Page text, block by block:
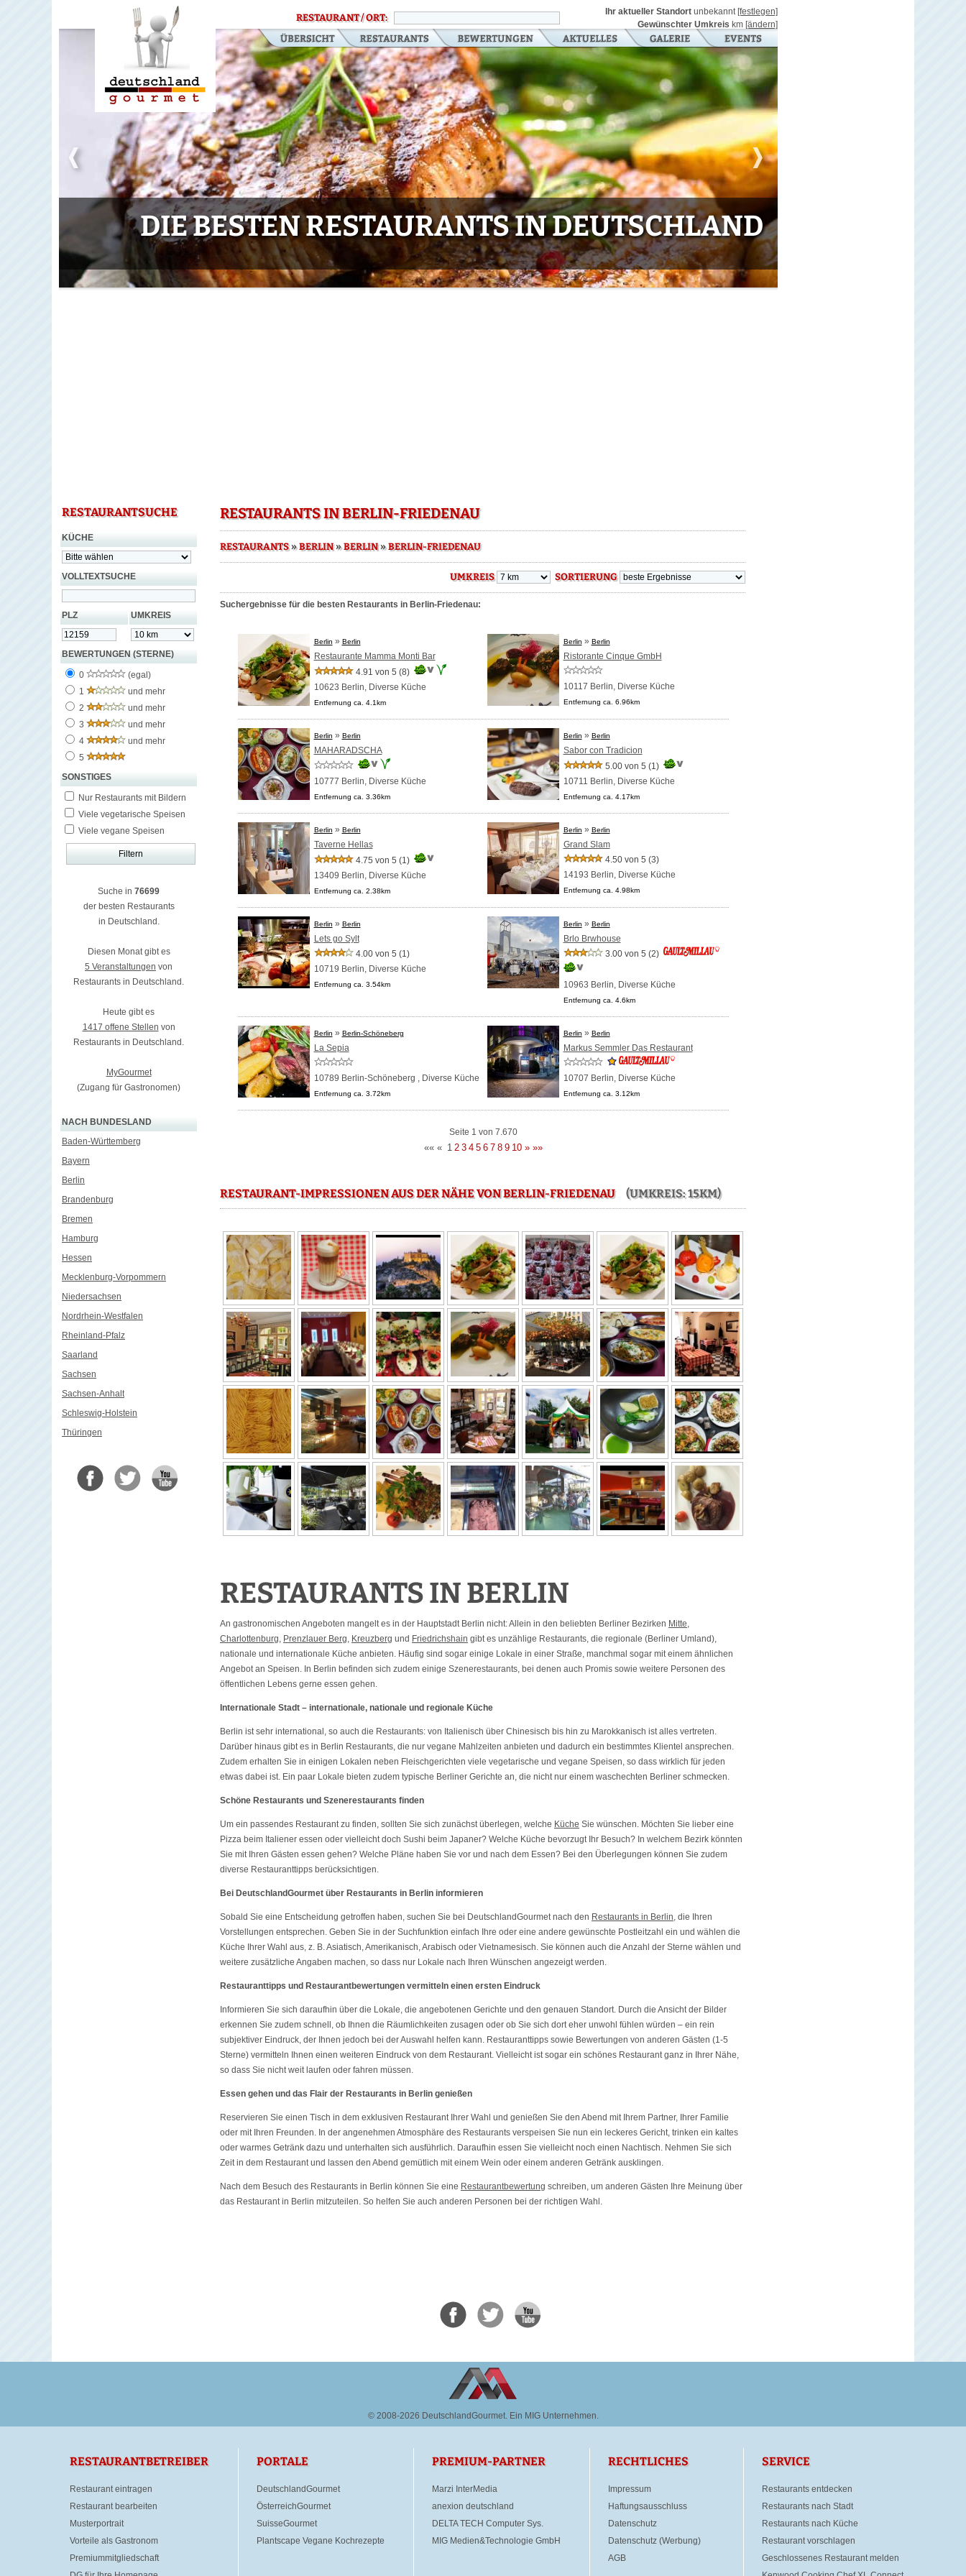
RESTAURANT / ORT:
Ihr aktueller Standort unbekannt [festlegen]
Gewünschter Umkreis km [ändern]
DIE BESTEN RESTAURANTS IN DEUTSCHLAND
RESTAURANTSUCHE
KÜCHE
VOLLTEXTSUCHE
PLZ UMKREIS
BEWERTUNGEN (STERNE)
0
(egal)
1
und mehr
2
und mehr
3
und mehr
4
und mehr
5
SONSTIGES
Nur Restaurants mit Bildern
Viele vegetarische Speisen
Viele vegane Speisen
Suche in 76699
der besten Restaurants
in Deutschland.
Diesen Monat gibt es
5 Veranstaltungen von
Restaurants in Deutschland.
Heute gibt es
1417 offene Stellen von
Restaurants in Deutschland.
MyGourmet
(Zugang für Gastronomen)
NACH BUNDESLAND
Baden-Württemberg
Bayern
Berlin
Brandenburg
Bremen
Hamburg
Hessen
Mecklenburg-Vorpommern
Niedersachsen
Nordrhein-Westfalen
Rheinland-Pfalz
Saarland
Sachsen
Sachsen-Anhalt
Schleswig-Holstein
Thüringen
RESTAURANTS IN BERLIN-FRIEDENAU
RESTAURANTS»BERLIN»BERLIN»BERLIN-FRIEDENAU
UMKREIS SORTIERUNG
Suchergebnisse für die besten Restaurants in Berlin-Friedenau:
Berlin » Berlin
Restaurante Mamma Monti Bar
4.91 von 5 (8)
10623 Berlin, Diverse Küche
Entfernung ca. 4.1km
Berlin » Berlin
Ristorante Cinque GmbH
10117 Berlin, Diverse Küche
Entfernung ca. 6.96km
Berlin » Berlin
MAHARADSCHA
10777 Berlin, Diverse Küche
Entfernung ca. 3.36km
Berlin » Berlin
Sabor con Tradicion
5.00 von 5 (1)
10711 Berlin, Diverse Küche
Entfernung ca. 4.17km
Berlin » Berlin
Taverne Hellas
4.75 von 5 (1)
13409 Berlin, Diverse Küche
Entfernung ca. 2.38km
Berlin » Berlin
Grand Slam
4.50 von 5 (3)
14193 Berlin, Diverse Küche
Entfernung ca. 4.98km
Berlin » Berlin
Lets go Sylt
4.00 von 5 (1)
10719 Berlin, Diverse Küche
Entfernung ca. 3.54km
Berlin » Berlin
Brlo Brwhouse
3.00 von 5 (2)
10963 Berlin, Diverse Küche
Entfernung ca. 4.6km
Berlin » Berlin-Schöneberg
La Sepia
10789 Berlin-Schöneberg , Diverse Küche
Entfernung ca. 3.72km
Berlin » Berlin
Markus Semmler Das Restaurant
10707 Berlin, Diverse Küche
Entfernung ca. 3.12km
Seite 1 von 7.670
«« « 1 2 3 4 5 6 7 8 9 10» »»
RESTAURANT-IMPRESSIONEN AUS DER NÄHE VON BERLIN-FRIEDENAU (UMKREIS: 15KM)
RESTAURANTS IN BERLIN
An gastronomischen Angeboten mangelt es in der Hauptstadt Berlin nicht: Allein in den beliebten Berliner Bezirken Mitte,
Charlottenburg, Prenzlauer Berg, Kreuzberg und Friedrichshain gibt es unzählige Restaurants, die regionale (Berliner Umland),
nationale und internationale Küche anbieten. Häufig sind sogar einige Lokale in einer Straße, manchmal sogar mit einem ähnlichen
Angebot an Speisen. In Berlin befinden sich zudem einige Szenerestaurants, bei denen auch Promis sowie weitere Personen des
öffentlichen Lebens gerne essen gehen.
Internationale Stadt – internationale, nationale und regionale Küche
Berlin ist sehr international, so auch die Restaurants: von Italienisch über Chinesisch bis hin zu Marokkanisch ist alles vertreten.
Darüber hinaus gibt es in Berlin Restaurants, die nur vegane Mahlzeiten anbieten und dadurch ein bestimmtes Klientel ansprechen.
Zudem erhalten Sie in einigen Lokalen neben Fleischgerichten viele vegetarische und vegane Speisen, so dass wirklich für jeden
etwas dabei ist. Ein paar Lokale bieten zudem typische Berliner Gerichte an, die nicht nur einem waschechten Berliner schmecken.
Schöne Restaurants und Szenerestaurants finden
Um ein passendes Restaurant zu finden, sollten Sie sich zunächst überlegen, welche Küche Sie wünschen. Möchten Sie lieber eine
Pizza beim Italiener essen oder vielleicht doch Sushi beim Japaner? Welche Küche bevorzugt Ihr Besuch? In welchem Bezirk könnten
Sie mit Ihren Gästen essen gehen? Welche Pläne haben Sie vor und nach dem Essen? Bei den Überlegungen können Sie zudem
diverse Restauranttipps berücksichtigen.
Bei DeutschlandGourmet über Restaurants in Berlin informieren
Sobald Sie eine Entscheidung getroffen haben, suchen Sie bei DeutschlandGourmet nach den Restaurants in Berlin, die Ihren
Vorstellungen entsprechen. Geben Sie in der Suchfunktion einfach Ihre oder eine andere gewünschte Postleitzahl ein und wählen die
Küche Ihrer Wahl aus, z. B. Asiatisch, Amerikanisch, Arabisch oder Vietnamesisch. Sie können auch die Anzahl der Sterne wählen und
weitere zusätzliche Angaben machen, so dass nur Lokale nach Ihren Wünschen angezeigt werden.
Restauranttipps und Restaurantbewertungen vermitteln einen ersten Eindruck
Informieren Sie sich daraufhin über die Lokale, die angebotenen Gerichte und den genauen Standort. Durch die Ansicht der Bilder
erkennen Sie zudem schnell, ob Ihnen die Räumlichkeiten zusagen oder ob Sie sich dort eher unwohl fühlen würden – ein rein
subjektiver Eindruck, der Ihnen jedoch bei der Auswahl helfen kann. Restauranttipps sowie Bewertungen von anderen Gästen (1-5
Sterne) vermitteln Ihnen einen weiteren Eindruck von dem Restaurant. Vielleicht ist sogar ein schönes Restaurant ganz in Ihrer Nähe,
so dass Sie nicht weit laufen oder fahren müssen.
Essen gehen und das Flair der Restaurants in Berlin genießen
Reservieren Sie einen Tisch in dem exklusiven Restaurant Ihrer Wahl und genießen Sie den Abend mit Ihrem Partner, Ihrer Familie
oder mit Ihren Freunden. In der angenehmen Atmosphäre des Restaurants verspeisen Sie nun ein leckeres Gericht, trinken ein kaltes
oder warmes Getränk dazu und unterhalten sich ausführlich. Daraufhin essen Sie vielleicht noch einen Nachtisch. Nehmen Sie sich
Zeit in dem Restaurant und lassen den Abend gemütlich mit einem Wein oder einem anderen Getränk ausklingen.
Nach dem Besuch des Restaurants in Berlin können Sie eine Restaurantbewertung schreiben, um anderen Gästen Ihre Meinung über
das Restaurant in Berlin mitzuteilen. So helfen Sie auch anderen Personen bei der richtigen Wahl.
© 2008-2026 DeutschlandGourmet. Ein MIG Unternehmen.
RESTAURANTBETREIBER
Restaurant eintragen
Restaurant bearbeiten
Musterportrait
Vorteile als Gastronom
Premiummitgliedschaft
PORTALE
DeutschlandGourmet
ÖsterreichGourmet
SuisseGourmet
Plantscape Vegane Kochrezepte
PREMIUM-PARTNER
Marzi InterMedia
anexion deutschland
DELTA TECH Computer Sys.
MIG Medien&Technologie GmbH
RECHTLICHES
Impressum
Haftungsausschluss
Datenschutz
Datenschutz (Werbung)
AGB
SERVICE
Restaurants entdecken
Restaurants nach Stadt
Restaurants nach Küche
Restaurant vorschlagen
Geschlossenes Restaurant melden